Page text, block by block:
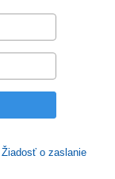
Žiadosť o zaslanie